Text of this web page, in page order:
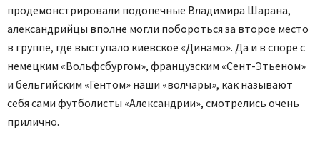
продемонстрировали подопечные Владимира Шарана,
александрийцы вполне могли побороться за второе место
в группе, где выступало киевское «Динамо». Да и в споре с
немецким «Вольфсбургом», французским «Сент-Этьеном»
и бельгийским «Гентом» наши «волчары», как называют
себя сами футболисты «Александрии», смотрелись очень
прилично.